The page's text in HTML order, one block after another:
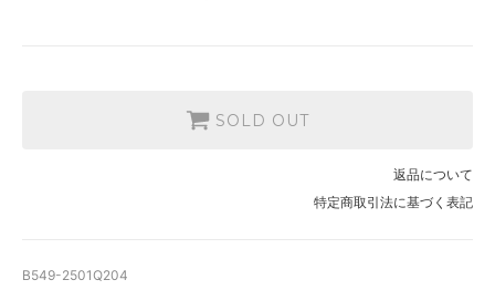
SOLD OUT
返品について
特定商取引法に基づく表記
B549-2501Q204